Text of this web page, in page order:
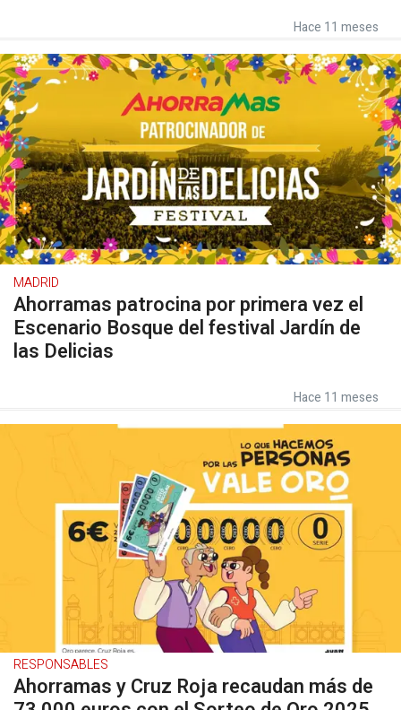
Hace 11 meses
MADRID
Ahorramas patrocina por primera vez el
Escenario Bosque del festival Jardín de
las Delicias
Hace 11 meses
RESPONSABLES
Ahorramas y Cruz Roja recaudan más de